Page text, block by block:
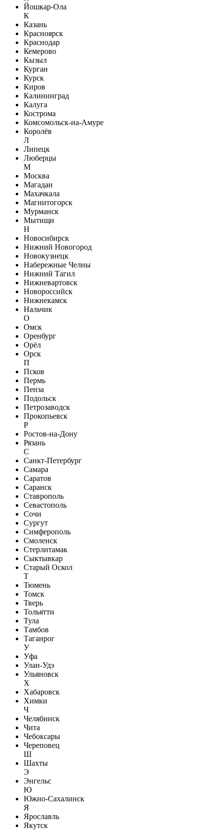
Йошкар-Ола
К
Казань
Красноярск
Краснодар
Кемерово
Кызыл
Курган
Курск
Киров
Калининград
Калуга
Кострома
Комсомольск-на-Амуре
Королёв
Л
Липецк
Люберцы
М
Москва
Магадан
Махачкала
Магнитогорск
Мурманск
Мытищи
Н
Новосибирск
Нижний Новогород
Новокузнецк
Набережные Челны
Нижний Тагил
Нижневартовск
Новороссийск
Нижнекамск
Нальчик
О
Омск
Оренбург
Орёл
Орск
П
Псков
Пермь
Пенза
Подольск
Петрозаводск
Прокопьевск
Р
Ростов-на-Дону
Рязань
С
Санкт-Петербург
Самара
Саратов
Саранск
Ставрополь
Севастополь
Сочи
Сургут
Симферополь
Смоленск
Стерлитамак
Сыктывкар
Старый Оскол
Т
Тюмень
Томск
Тверь
Тольятти
Тула
Тамбов
Таганрог
У
Уфа
Улан-Удэ
Ульяновск
Х
Хабаровск
Химки
Ч
Челябинск
Чита
Чебоксары
Череповец
Ш
Шахты
Э
Энгельс
Ю
Южно-Сахалинск
Я
Ярославль
Якутск